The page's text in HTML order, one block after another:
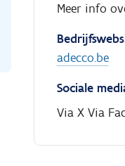
Meer info
adecco.be
Sociale
Via X Via